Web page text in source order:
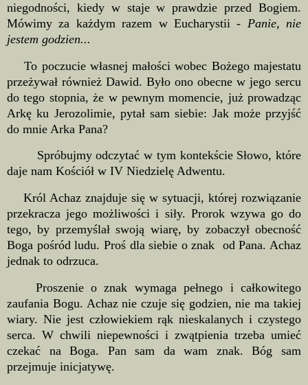
niegodności, kiedy w staje w prawdzie przed Bogiem.
Mówimy za każdym razem w Eucharystii - Panie, nie
jestem godzien...
To poczucie własnej małości wobec Bożego majestatu
przeżywał również Dawid. Było ono obecne w jego sercu
do tego stopnia, że w pewnym momencie, już prowadząc
Arkę ku Jerozolimie, pytał sam siebie: Jak może przyjść
do mnie Arka Pana?
Spróbujmy odczytać w tym kontekście Słowo, które
daje nam Kościół w IV Niedzielę Adwentu.
Król Achaz znajduje się w sytuacji, której rozwiązanie
przekracza jego możliwości i siły. Prorok wzywa go do
tego, by przemyślał swoją wiarę, by zobaczył obecność
Boga pośród ludu. Proś dla siebie o znak od Pana. Achaz
jednak to odrzuca.
Proszenie o znak wymaga pełnego i całkowitego
zaufania Bogu. Achaz nie czuje się godzien, nie ma takiej
wiary. Nie jest człowiekiem rąk nieskalanych i czystego
serca. W chwili niepewności i zwątpienia trzeba umieć
czekać na Boga. Pan sam da wam znak. Bóg sam
przejmuje inicjatywę.